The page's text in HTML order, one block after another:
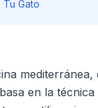
Gato
en la